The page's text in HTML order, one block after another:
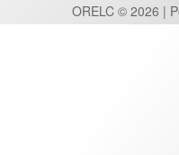
ORELC © 2026 |